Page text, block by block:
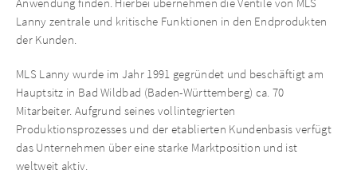
Anwendung finden. Hierbei übernehmen die Ventile von MLS
Lanny zentrale und kritische Funktionen in den Endprodukten
der Kunden.
MLS Lanny wurde im Jahr 1991 gegründet und beschäftigt am
Hauptsitz in Bad Wildbad (Baden-Württemberg) ca. 70
Mitarbeiter. Aufgrund seines vollintegrierten
Produktionsprozesses und der etablierten Kundenbasis verfügt
das Unternehmen über eine starke Marktposition und ist
weltweit aktiv.